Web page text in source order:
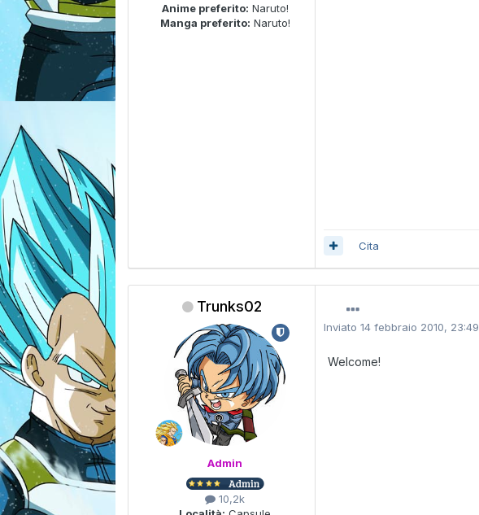
Anime preferito: Naruto!
Manga preferito: Naruto!
Cita
Trunks02
Admin
10,2k
Inviato14 febbraio 2010, 23:49
Welcome!